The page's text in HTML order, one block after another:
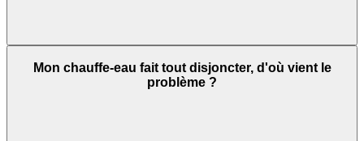
Mon chauffe-eau fait tout disjoncter, d'où vient le
problème ?